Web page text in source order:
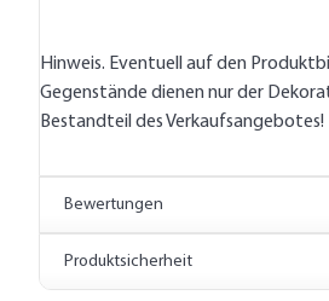
Hinweis. Eventuell auf den
Gegenstände dienen nur der
Bestandteil des Verkaufsangebotes!
Bewertungen
Produktsicherheit